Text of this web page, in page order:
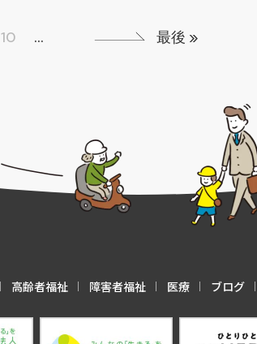
10 ... » 最後 »
高齢者福祉 障害者福祉 医療 ブログ